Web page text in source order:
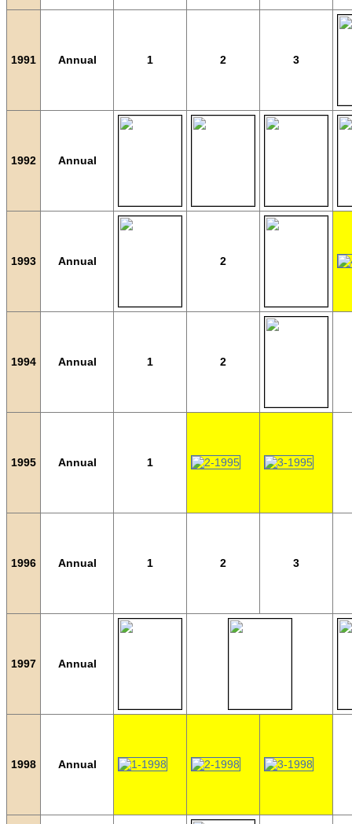
1991 Annual 1 2 3
1992 Annual
1993 Annual 2
1994 Annual 1 2
1995 Annual 1
1996 Annual 1 2 3
1997 Annual
1998 Annual